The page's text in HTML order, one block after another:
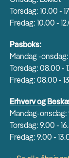
Torsdag: 10.00 -
Fredag: 10.00 -
Pasboks:
Mandag -
Torsdag: 08.00 -
Fredag: 08.00 -
Erhverv og
Mandag-onsdag:
Torsdag: 9.00 -
Fredag: 9.00 -